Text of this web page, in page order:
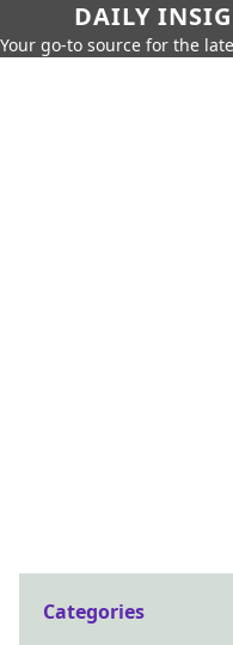
DAILY
Your go-to source for the
Categories